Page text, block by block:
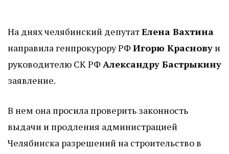
На днях челябинский депутатЕлена Вахтина
направила генпрокурору РФИгорю Краснову и
руководителю СК РФ Александру Бастрыкину
заявление.
В нем она просила проверить законность
выдачи и продления администрацией
Челябинска разрешений на строительство в